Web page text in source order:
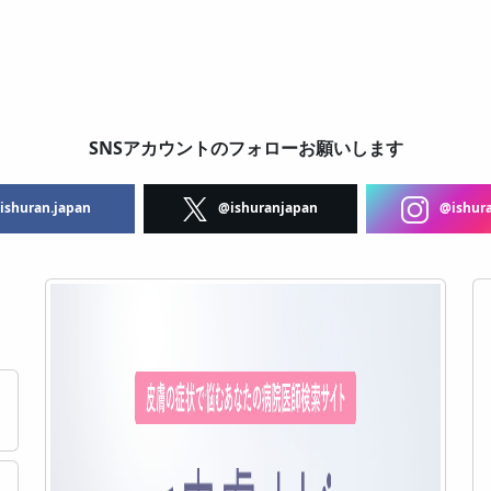
SNSアカウントのフォローお願いします
@ishuranjapan